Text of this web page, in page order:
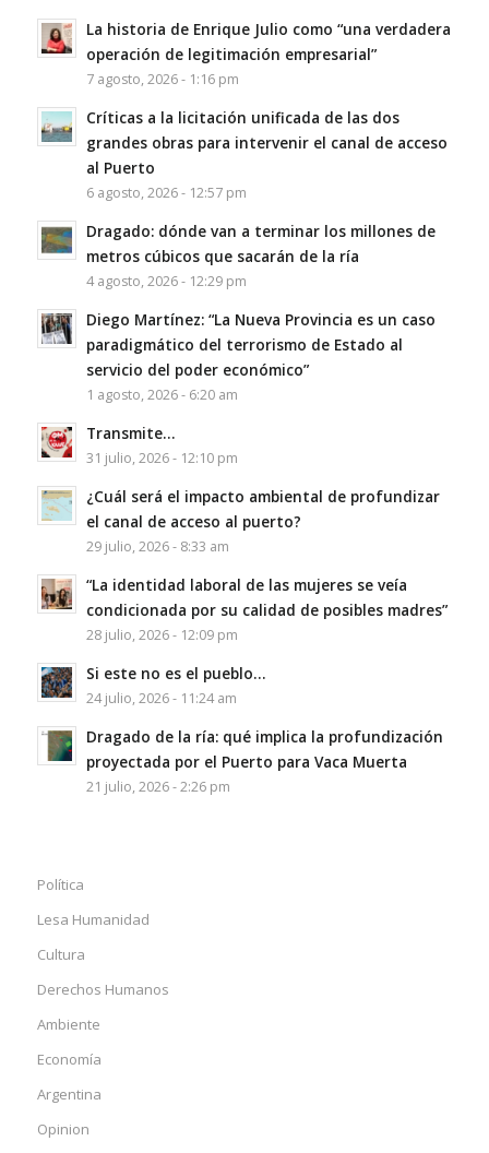
La historia de Enrique Julio como “una verdadera
operación de legitimación empresarial”
7 agosto, 2026 - 1:16 pm
Críticas a la licitación unificada de las dos
grandes obras para intervenir el canal de acceso
al Puerto
6 agosto, 2026 - 12:57 pm
Dragado: dónde van a terminar los millones de
metros cúbicos que sacarán de la ría
4 agosto, 2026 - 12:29 pm
Diego Martínez: “La Nueva Provincia es un caso
paradigmático del terrorismo de Estado al
servicio del poder económico”
1 agosto, 2026 - 6:20 am
Transmite…
31 julio, 2026 - 12:10 pm
¿Cuál será el impacto ambiental de profundizar
el canal de acceso al puerto?
29 julio, 2026 - 8:33 am
“La identidad laboral de las mujeres se veía
condicionada por su calidad de posibles madres”
28 julio, 2026 - 12:09 pm
Si este no es el pueblo…
24 julio, 2026 - 11:24 am
Dragado de la ría: qué implica la profundización
proyectada por el Puerto para Vaca Muerta
21 julio, 2026 - 2:26 pm
Política
Lesa Humanidad
Cultura
Derechos Humanos
Ambiente
Economía
Argentina
Opinion